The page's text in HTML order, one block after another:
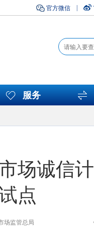
官方微信
服务
场诚信
点
场监管总局